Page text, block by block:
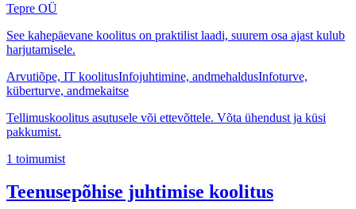
Tepre OÜ
See kahepäevane koolitus on praktilist laadi, suurem osa ajast kulub
harjutamisele.
Arvutiõpe, IT koolitusInfojuhtimine, andmehaldusInfoturve,
küberturve, andmekaitse
Tellimuskoolitus asutusele või ettevõttele. Võta ühendust ja küsi
pakkumist.
1 toimumist
Teenusepõhise juhtimise koolitus